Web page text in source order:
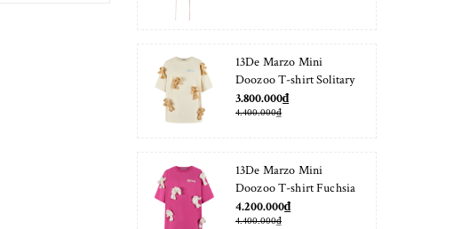
13De Marzo Mini
Doozoo T-shirt Solitary
Star
3.800.000₫
4.400.000₫
13De Marzo Mini
Doozoo T-shirt Fuchsia
Fedora
4.200.000₫
4.400.000₫